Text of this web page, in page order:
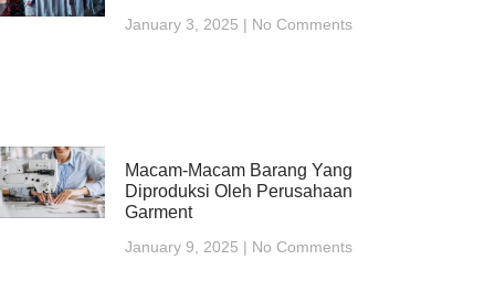
January 3, 2025 No Comments
Macam-Macam Barang Yang
Diproduksi Oleh Perusahaan
Garment
January 9, 2025 No Comments